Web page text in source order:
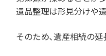
遺品整理は形見分けや
そのため、遺産相続の